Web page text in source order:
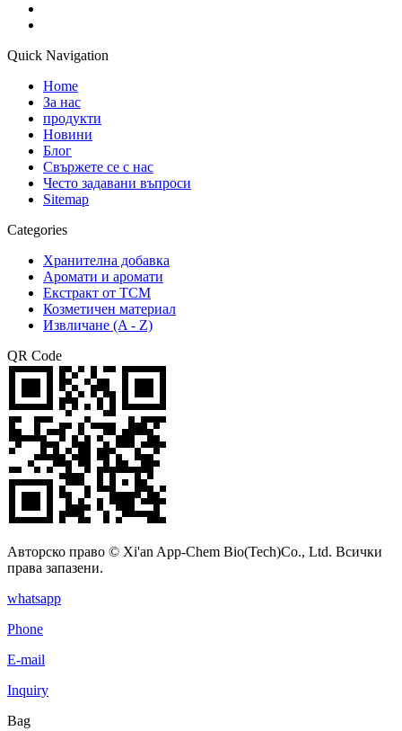
Quick Navigation
Home
За нас
продукти
Новини
Блог
Свържете се с нас
Често задавани въпроси
Sitemap
Categories
Хранителна добавка
Аромати и аромати
Екстракт от TCM
Козметичен материал
Извличане (A - Z)
QR Code
Авторско право © Xi'an App-Chem Bio(Tech)Co., Ltd. Всички
права запазени.
whatsapp
Phone
E-mail
Inquiry
Bag